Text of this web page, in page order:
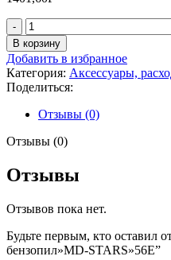
Количество
товара
Шина
для
электро
и
бензопил"MD-
STARS"56E
В корзину
Добавить в избранное
Категория: Аксессуары,
Поделиться:
Отзывы (0)
Отзывы (0)
Отзывы
Отзывов пока нет.
Будьте первым, кто оставил
бензопил»MD-STARS»56E”